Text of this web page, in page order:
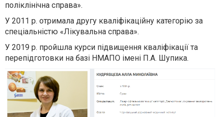
поліклінічна справа».
У 2011 р. отримала другу кваліфікаційну категорію за
спеціальністю «Лікувальна справа».
У 2019 р. пройшла курси підвищення кваліфікації та
перепідготовки на базі НМАПО імені П.А. Шупика.